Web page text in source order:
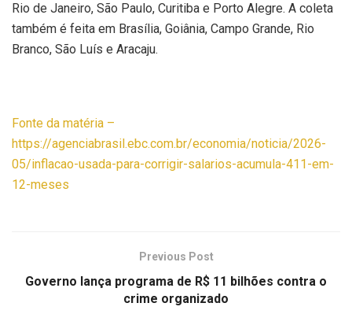
Rio de Janeiro, São Paulo, Curitiba e Porto Alegre. A coleta
também é feita em Brasília, Goiânia, Campo Grande, Rio
Branco, São Luís e Aracaju.
Fonte da matéria –
https://agenciabrasil.ebc.com.br/economia/noticia/2026-
05/inflacao-usada-para-corrigir-salarios-acumula-411-em-
12-meses
Previous Post
Governo lança programa de R$ 11 bilhões contra o
crime organizado